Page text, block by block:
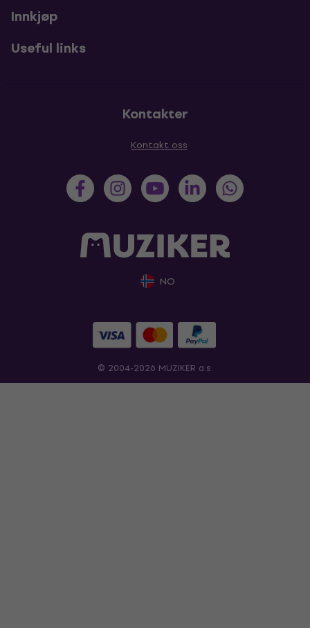
Innkjøp
Useful links
Kontakter
Kontakt oss
NO
© 2004-2026 MUZIKER a.s.